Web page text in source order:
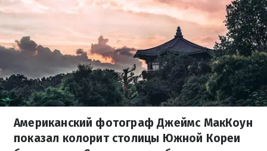
Американский фотограф Джеймс МакКоун
показал колорит столицы Южной Кореи